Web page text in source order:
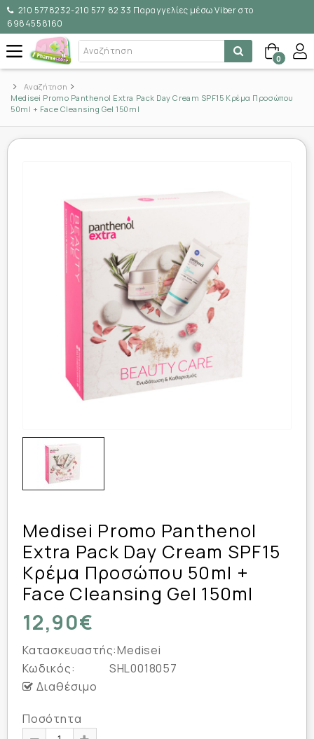
210 5778232-210 577 82 33 Παραγγελίες μέσω Viber στο
6984558160
0
Αναζήτηση
Medisei Promo Panthenol Extra Pack Day Cream SPF15 Κρέμα Προσώπου
50ml + Face Cleansing Gel 150ml
Medisei Promo Panthenol
Extra Pack Day Cream SPF15
Κρέμα Προσώπου 50ml +
Face Cleansing Gel 150ml
12,90€
Κατασκευαστής:Medisei
Κωδικός:
SHL0018057
Διαθέσιμο
Ποσότητα